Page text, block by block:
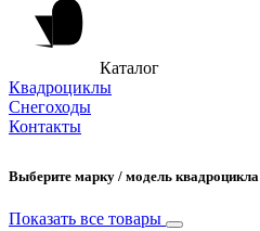
Каталог
Квадроциклы
Снегоходы
Контакты
Выберите марку / модель квадроцикла
Показать все товары